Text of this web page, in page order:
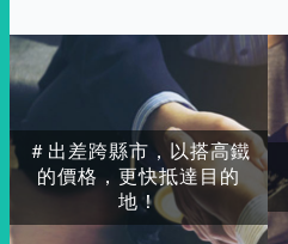
＃出差跨縣市，以搭高鐵
的價格，更快抵達目的
地！